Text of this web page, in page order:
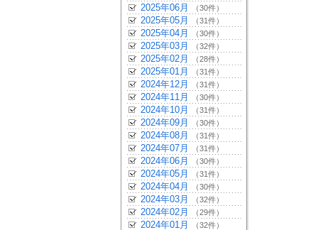
2025年06月 （30件）
2025年05月 （31件）
2025年04月 （30件）
2025年03月 （32件）
2025年02月 （28件）
2025年01月 （31件）
2024年12月 （31件）
2024年11月 （30件）
2024年10月 （31件）
2024年09月 （30件）
2024年08月 （31件）
2024年07月 （31件）
2024年06月 （30件）
2024年05月 （31件）
2024年04月 （30件）
2024年03月 （32件）
2024年02月 （29件）
2024年01月 （32件）